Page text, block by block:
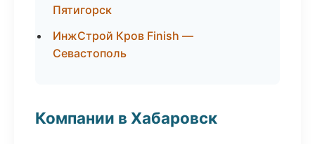
Пятигорск
ИнжСтрой Кров Finish —
Севастополь
Компании в Хабаровск